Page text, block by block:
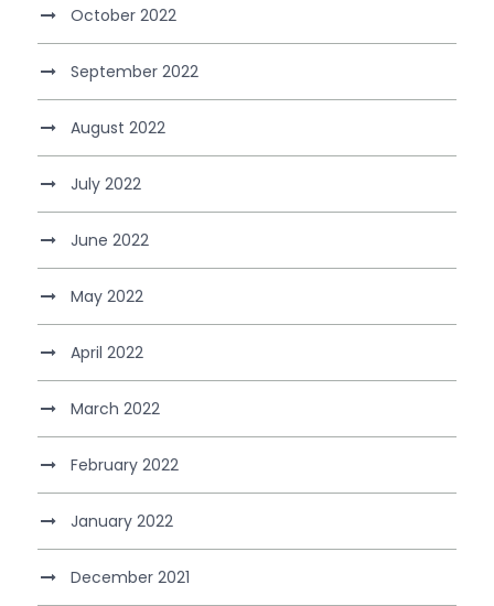
October 2022
September 2022
August 2022
July 2022
June 2022
May 2022
April 2022
March 2022
February 2022
January 2022
December 2021